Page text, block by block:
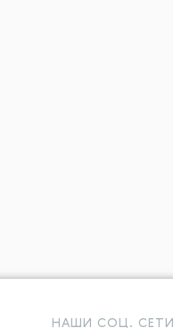
НАШИ СОЦ. СЕТИ